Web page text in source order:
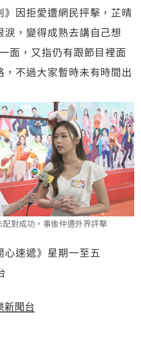
》因拒愛遭網民抨擊，芷晴
淚，變得成熟去講自己想
面，又指仍有跟節目裡面
，不過大家暫時未有時間出
對成功，事後仲遭外界評擊
心速遞》星期一至五
新聞台